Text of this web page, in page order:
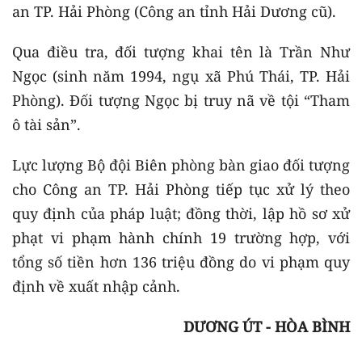
an TP. Hải Phòng (Công an tỉnh Hải Dương cũ).
Qua điều tra, đối tượng khai tên là Trần Như
Ngọc (sinh năm 1994, ngụ xã Phú Thái, TP. Hải
Phòng). Đối tượng Ngọc bị truy nã về tội “Tham
ô tài sản”.
Lực lượng Bộ đội Biên phòng bàn giao đối tượng
cho Công an TP. Hải Phòng tiếp tục xử lý theo
quy định của pháp luật; đồng thời, lập hồ sơ xử
phạt vi phạm hành chính 19 trường hợp, với
tổng số tiền hơn 136 triệu đồng do vi phạm quy
định về xuất nhập cảnh.
DƯƠNG ÚT - HÒA BÌNH